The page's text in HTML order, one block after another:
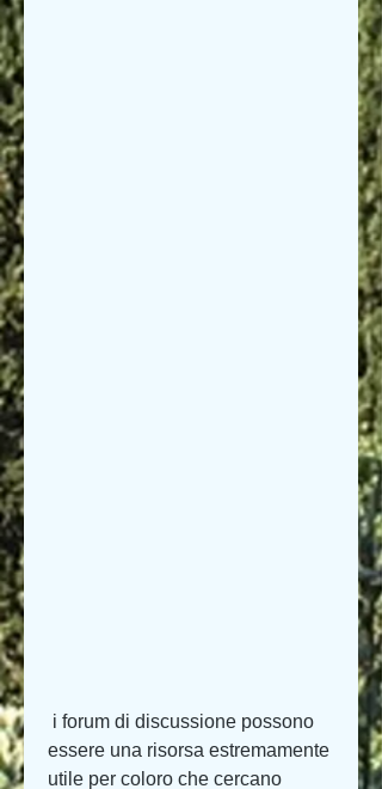
essere una risorsa estremamente
utile per coloro che cercano